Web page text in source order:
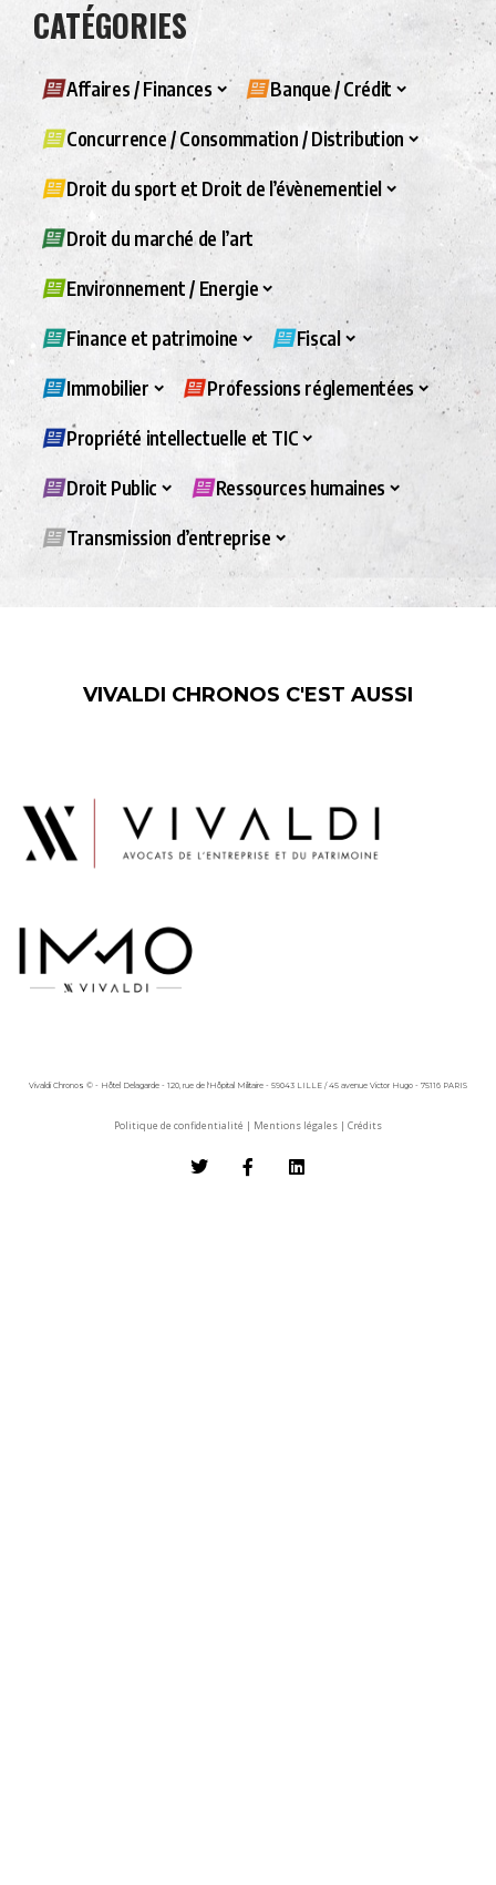
CATÉGORIES
Affaires / Finances Banque / Crédit
Concurrence / Consommation / Distribution
Droit du sport et Droit de l’évènementiel
Droit du marché de l’art
Environnement / Energie
Finance et patrimoine Fiscal
Immobilier Professions réglementées
Propriété intellectuelle et TIC
Droit Public Ressources humaines
Transmission d’entreprise
VIVALDI CHRONOS C'EST AUSSI
Vivaldi Chronos © - Hôtel Delagarde - 120, rue de l'Hôpital Militaire - 59043 LILLE / 45 avenue Victor Hugo - 75116 PARIS
Politique de confidentialité | Mentions légales | Crédits